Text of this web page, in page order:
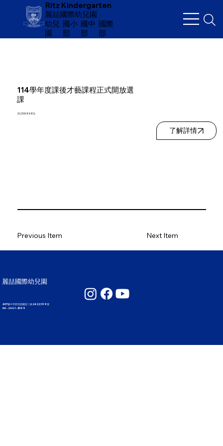
Ritz Kindergarten
麗喆國際幼兒園
幼兒
園
​國小
部
國中
部
國際
部
114學年度課後才藝課程正式開放選
課
2025年8月8日
了解詳情
Previous Item Next Item
麗喆國際幼兒園
407臺中市西屯區國安二路242巷199號
04 - 2461 - 3099